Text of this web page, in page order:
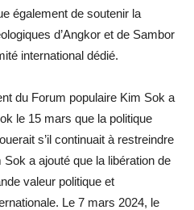
également de soutenir la
d’Angkor et de Sambor
international dédié.
du Forum populaire Kim Sok a
le 15 mars que la politique
s’il continuait à restreindre
a ajouté que la libération de
valeur politique et
Le 7 mars 2024, le